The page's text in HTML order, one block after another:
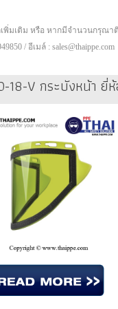
พิ่มเติม หรือ หากมีจำนวนกรุณา
/ อีเมล์ : sales@thaippe.com
18-V กระบังหน้า ยี่